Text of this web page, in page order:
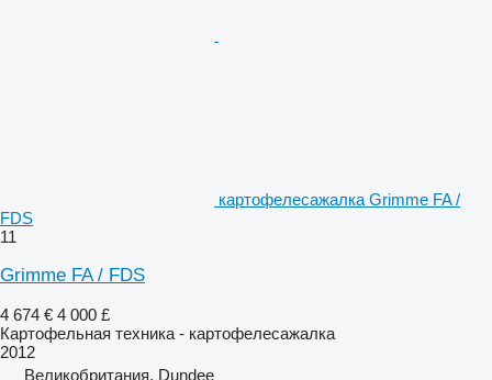
картофелесажалка Grimme FA /
FDS
11
Grimme FA / FDS
4 674 € 4 000 £
Картофельная техника - картофелесажалка
2012
Великобритания, Dundee